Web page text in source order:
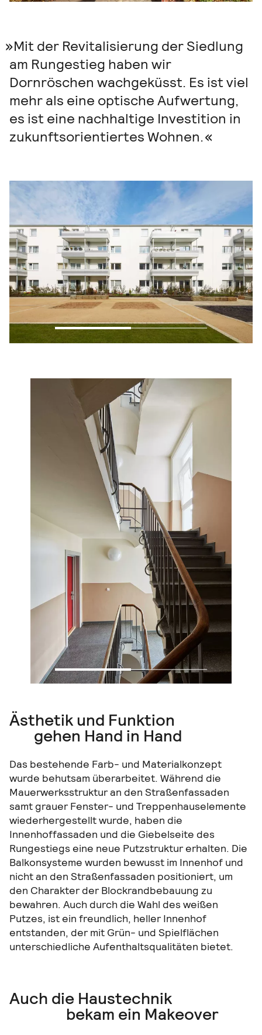
Mit der Revitalisierung der Siedlung
am Rungestieg haben wir
Dornröschen wachgeküsst. Es ist viel
mehr als eine optische Aufwertung,
es ist eine nachhaltige Investition in
zukunftsorientiertes Wohnen.
Ästhetik und Funktion
gehen Hand in Hand
Das bestehende Farb- und Materialkonzept
wurde behutsam überarbeitet. Während die
Mauerwerksstruktur an den Straßenfassaden
samt grauer Fenster- und Treppenhauselemente
wiederhergestellt wurde, haben die
Innenhoffassaden und die Giebelseite des
Rungestiegs eine neue Putzstruktur erhalten. Die
Balkonsysteme wurden bewusst im Innenhof und
nicht an den Straßenfassaden positioniert, um
den Charakter der Blockrandbebauung zu
bewahren. Auch durch die Wahl des weißen
Putzes, ist ein freundlich, heller Innenhof
entstanden, der mit Grün- und Spielflächen
unterschiedliche Aufenthaltsqualitäten bietet.
Auch die Haustechnik
bekam ein Makeover